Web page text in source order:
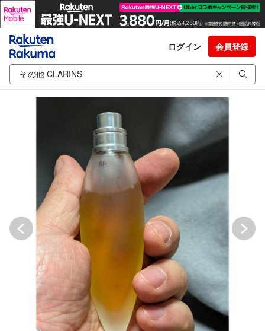
ログイン 会員登録